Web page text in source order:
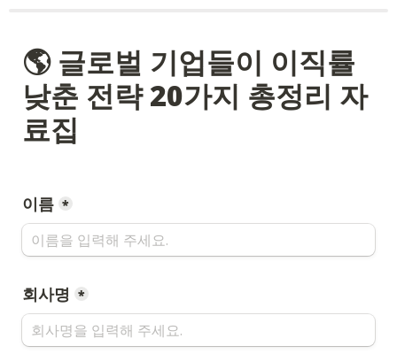
🌎 글로벌 기업들이 이직률
낮춘 전략 20가지 총정리 자
료집
이름 *
회사명 *